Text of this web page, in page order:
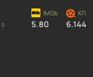
0 5.80 6.144